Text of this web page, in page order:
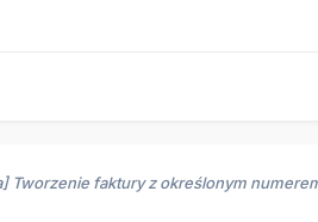
Tworzenie faktury z określonym